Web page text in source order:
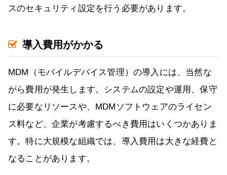
スのセキュリティ設定を行う必要があります。
導入費用がかかる
MDM（モバイルデバイス管理）の導入には、当然な
がら費用が発生します。システムの設定や運用、保守
に必要なリソースや、MDMソフトウェアのライセン
ス料など、企業が考慮するべき費用はいくつかありま
す。特に大規模な組織では、導入費用は大きな経費と
なることがあります。